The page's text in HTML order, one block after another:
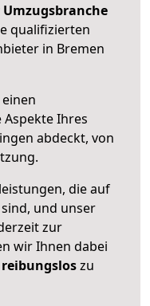
Umzugsbranche
qualifizierten
in Bremen
Aspekte Ihres
abdeckt, von
die auf
und unser
zur
wir Ihnen dabei
zu